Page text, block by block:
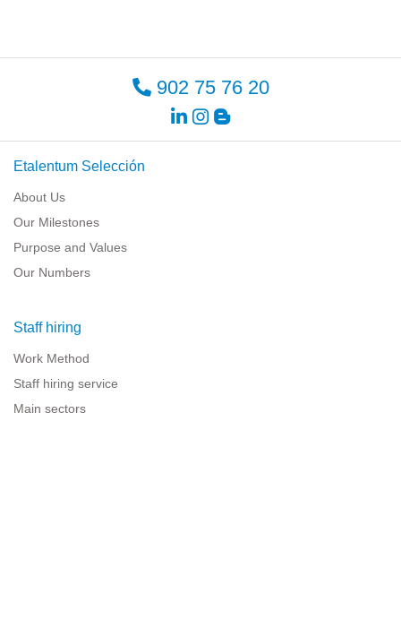
902 75 76 20
Etalentum Selección
About Us
Our Milestones
Purpose and Values
Our Numbers
Staff hiring
Work Method
Staff hiring service
Main sectors